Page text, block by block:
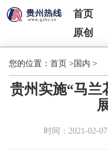
首页
原创
您的位置： 首页 > 国内 >
贵州实施“马兰
时间：2021-02-